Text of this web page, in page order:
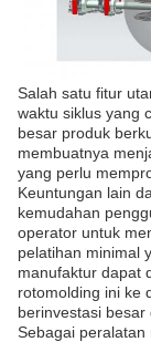
Salah satu fitur
waktu siklus yang
besar produk
membuatnya
yang perlu
Keuntungan lain
kemudahan
operator untuk
pelatihan minimal
manufaktur dapat
rotomolding ini ke
berinvestasi besar
Sebagai